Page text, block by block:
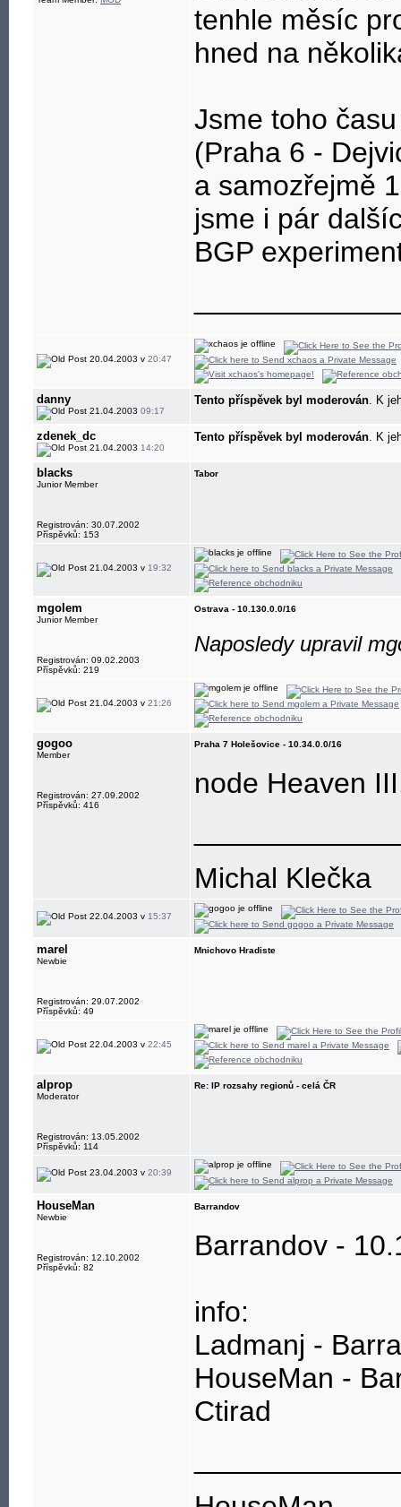
tenhle měsíc
hned na
Jsme toho
(Praha 6 -
a samozřejmě
jsme i pár
BGP
20.04.2003 v 20:47
danny
21.04.2003 09:17
Tento příspěvek byl moderován. K
zdenek_dc
21.04.2003 14:20
Tento příspěvek byl moderován. K
blacks
Junior Member
Registrován: 30.07.2002
Příspěvků: 153
Tabor
21.04.2003 v 19:32
mgolem
Junior Member
Registrován: 09.02.2003
Příspěvků: 219
Ostrava - 10.130.0.0/16
Naposledy upravil
21.04.2003 v 21:26
gogoo
Member
Registrován: 27.09.2002
Příspěvků: 416
Praha 7 Holešovice - 10.34.0.0/16
node Heaven
Michal Klečka
22.04.2003 v 15:37
marel
Newbie
Registrován: 29.07.2002
Příspěvků: 49
Mnichovo Hradiste
22.04.2003 v 22:45
alprop
Moderator
Registrován: 13.05.2002
Příspěvků: 114
Re: IP rozsahy regionů - celá ČR
23.04.2003 v 20:39
HouseMan
Newbie
Registrován: 12.10.2002
Příspěvků: 82
Barrandov
Barrandov -
info:
Ladmanj -
HouseMan -
Ctirad